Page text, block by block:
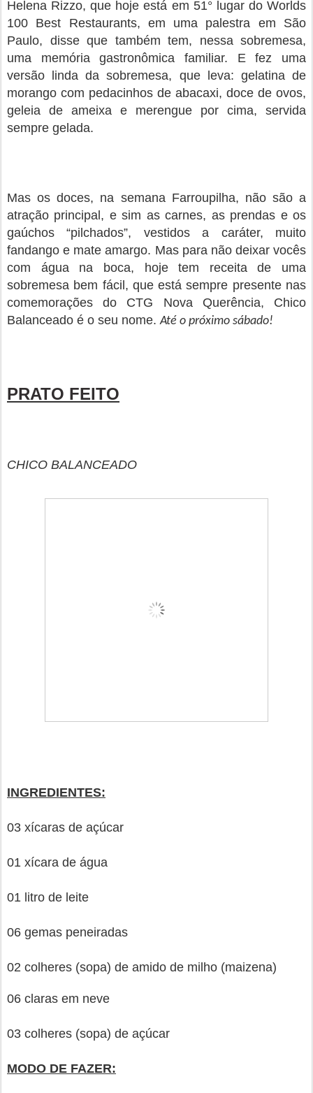
Helena Rizzo, que hoje está em 51° lugar do Worlds
100 Best Restaurants, em uma palestra em São
Paulo, disse que também tem, nessa sobremesa,
uma memória gastronômica familiar. E fez uma
versão linda da sobremesa, que leva: gelatina de
morango com pedacinhos de abacaxi, doce de ovos,
geleia de ameixa e merengue por cima, servida
sempre gelada.
Mas os doces, na semana Farroupilha, não são a
atração principal, e sim as carnes, as prendas e os
gaúchos “pilchados”, vestidos a caráter, muito
fandango e mate amargo. Mas para não deixar vocês
com água na boca, hoje tem receita de uma
sobremesa bem fácil, que está sempre presente nas
comemorações do CTG Nova Querência, Chico
Balanceado é o seu nome.Até o próximo sábado!
PRATO FEITO
CHICO BALANCEADO
INGREDIENTES:
03 xícaras de açúcar
01 xícara de água
01 litro de leite
06 gemas peneiradas
02 colheres (sopa) de amido de milho (maizena)
06 claras em neve
03 colheres (sopa) de açúcar
MODO DE FAZER: